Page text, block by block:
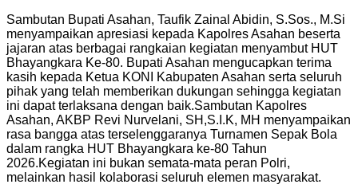
Sambutan Bupati Asahan, Taufik Zainal Abidin, S.Sos., M.Si
menyampaikan apresiasi kepada Kapolres Asahan beserta
jajaran atas berbagai rangkaian kegiatan menyambut HUT
Bhayangkara Ke-80. Bupati Asahan mengucapkan terima
kasih kepada Ketua KONI Kabupaten Asahan serta seluruh
pihak yang telah memberikan dukungan sehingga kegiatan
ini dapat terlaksana dengan baik.Sambutan Kapolres
Asahan, AKBP Revi Nurvelani, SH,S.I.K, MH menyampaikan
rasa bangga atas terselenggaranya Turnamen Sepak Bola
dalam rangka HUT Bhayangkara ke-80 Tahun
2026.Kegiatan ini bukan semata-mata peran Polri,
melainkan hasil kolaborasi seluruh elemen masyarakat.